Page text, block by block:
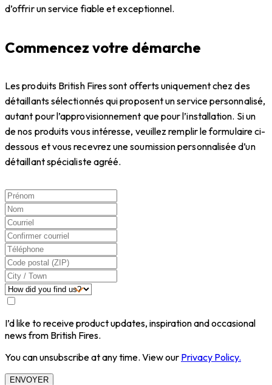
d’offrir un service fiable et exceptionnel.
Commencez votre démarche
Les produits British Fires sont offerts uniquement chez des
détaillants sélectionnés qui proposent un service personnalisé,
autant pour l’approvisionnement que pour l’installation. Si un
de nos produits vous intéresse, veuillez remplir le formulaire ci-
dessous et vous recevrez une soumission personnalisée d’un
détaillant spécialiste agréé.
I’d like to receive product updates, inspiration and occasional
news from British Fires.
You can unsubscribe at any time. View our Privacy Policy.
ENVOYER